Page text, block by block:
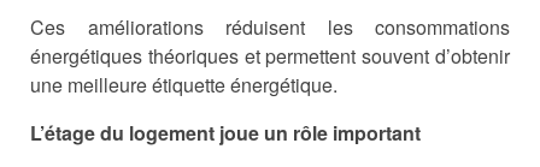
Ces améliorations réduisent les consommations
énergétiques théoriques et permettent souvent d’obtenir
une meilleure étiquette énergétique.
L’étage du logement joue un rôle important